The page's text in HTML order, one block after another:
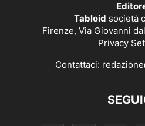
Tabloid società
Firenze, Via Giovanni
Privacy
Contattaci: